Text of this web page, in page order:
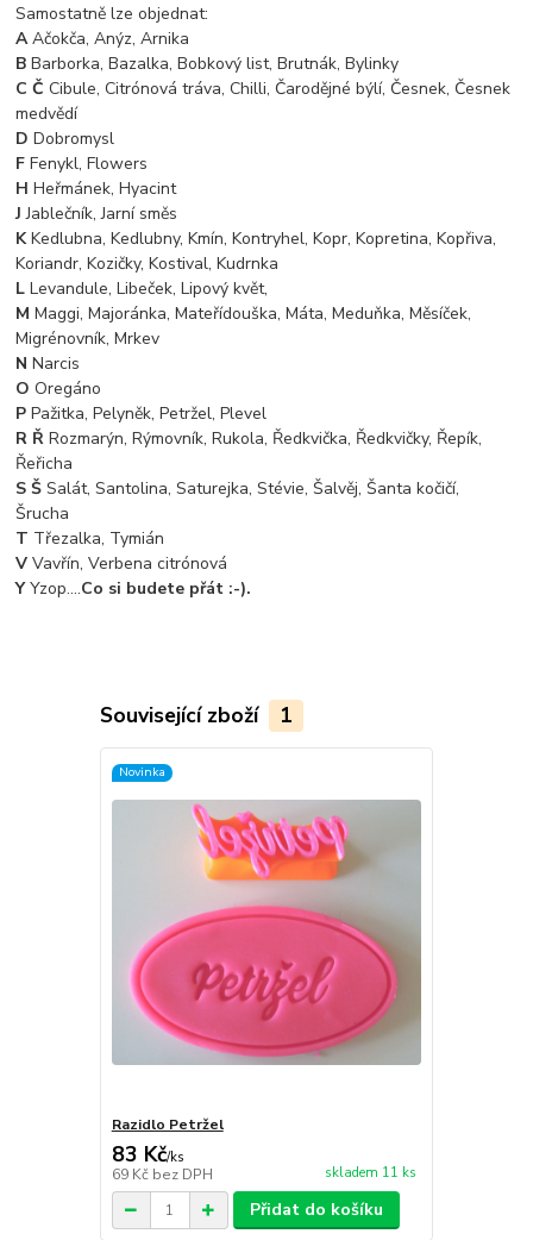
Samostatně lze objednat:
AAčokča, Anýz, Arnika
BBarborka, Bazalka, Bobkový list, Brutnák, Bylinky
C Č Cibule, Citrónová tráva, Chilli, Čarodějné býlí, Česnek, Česnek
medvědí
DDobromysl
FFenykl, Flowers
HHeřmánek, Hyacint
JJablečník, Jarní směs
KKedlubna, Kedlubny, Kmín, Kontryhel, Kopr, Kopretina, Kopřiva,
Koriandr, Kozičky, Kostival, Kudrnka
LLevandule, Libeček, Lipový květ,
MMaggi, Majoránka, Mateřídouška, Máta, Meduňka, Měsíček,
Migrénovník, Mrkev
NNarcis
OOregáno
PPažitka, Pelyněk, Petržel, Plevel
R ŘRozmarýn, Rýmovník, Rukola, Ředkvička, Ředkvičky, Řepík,
Řeřicha
S ŠSalát, Santolina, Saturejka, Stévie, Šalvěj, Šanta kočičí,
Šrucha
T Třezalka, Tymián
V Vavřín, Verbena citrónová
YYzop....Co si budete přát :-).
Související zboží 1
Novinka
Razidlo Petržel
83 Kč/ks
69 Kč bez DPH skladem 11 ks
Přidat do košíku